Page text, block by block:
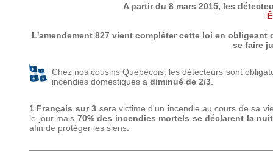
A partir du 8 mars 2015, les
L'amendement 827 vient compléter cette loi en
se faire
Chez nos cousins Québécois, les détecteurs sont
incendies domestiques a diminué de 2/3
1 Français sur 3 sera victime d'un incendie au cours de sa
le jour mais 70% des incendies mortels se déclarent la nuit
afin de protéger les siens.